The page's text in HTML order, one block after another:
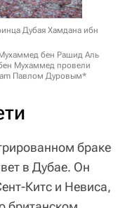
Дубая Хамдана ибн
бен Рашид Аль
Мухаммед провели
Павлом Дуровым*
браке
в Дубае. Он
Китс и Невиса,